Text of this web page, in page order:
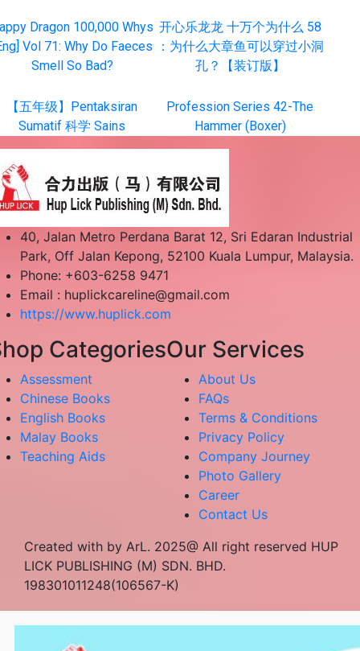
Dragon 100,000 Whys
Vol 71: Why Do Faeces
Smell So Bad?
开心乐龙龙 十万个为什么 58
：为什么大章鱼可以穿过小洞
孔？【装订版】
【五年级】Pentaksiran
Sumatif 科学 Sains
Profession Series 42-The
Hammer (Boxer)
40, Jalan Metro Perdana Barat 12, Sri Edaran Industrial
Park, Off Jalan Kepong, 52100 Kuala Lumpur, Malaysia.
Phone: +603-6258 9471
Email : huplickcareline@gmail.com
https://www.huplick.com
Categories
Assessment
Chinese Books
English Books
Malay Books
Teaching Aids
Our Services
About Us
FAQs
Terms & Conditions
Privacy Policy
Company Journey
Photo Gallery
Career
Contact Us
Created with by ArL. 2025@ All right reserved HUP
LICK PUBLISHING (M) SDN. BHD.
198301011248(106567-K)